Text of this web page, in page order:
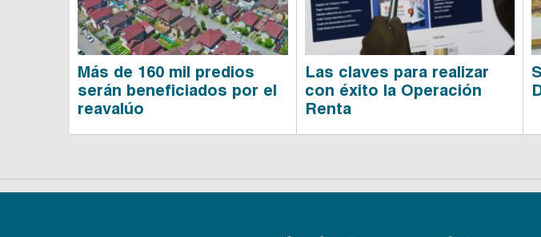
Más de 160 mil predios
serán beneficiados por el
reavalúo
Las claves para realizar
con éxito la Operación
Renta